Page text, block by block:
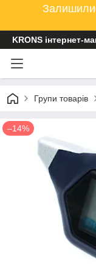
KRONS інтернет-
Групи товарів
–14%